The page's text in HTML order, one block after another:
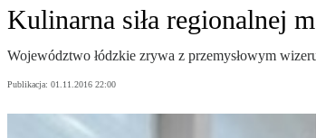
Kulinarna siła regionalnej
Województwo łódzkie zrywa z przemysłowym
Publikacja: 01.11.2016 22:00